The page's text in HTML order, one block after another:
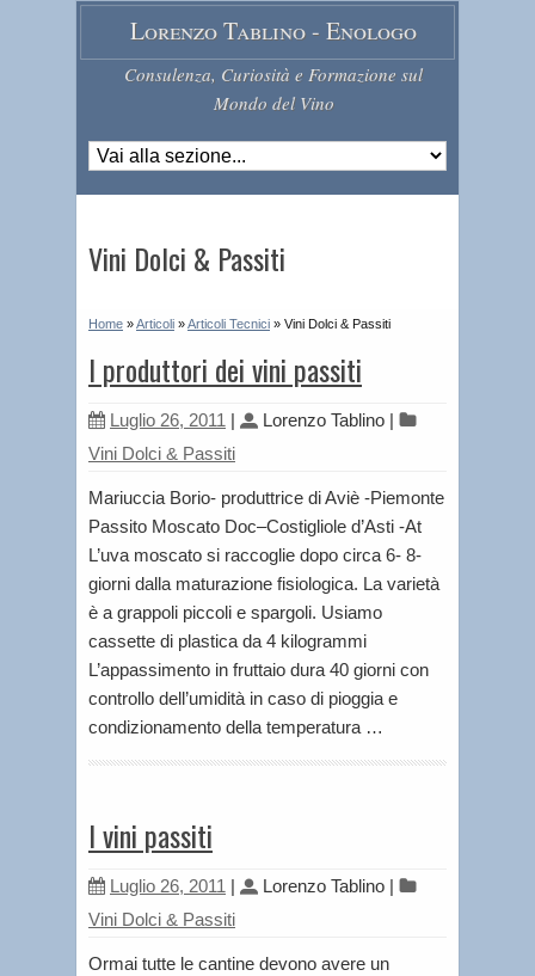
Lorenzo Tablino - Enologo
Consulenza, Curiosità e Formazione sul
Mondo del Vino
Vini Dolci & Passiti
Home »Articoli »Articoli Tecnici » Vini Dolci & Passiti
I produttori dei vini passiti
Luglio 26, 2011 | Lorenzo Tablino |
Vini Dolci & Passiti
Mariuccia Borio- produttrice di Aviè -Piemonte
Passito Moscato Doc–Costigliole d’Asti -At
L’uva moscato si raccoglie dopo circa 6- 8-
giorni dalla maturazione fisiologica. La varietà
è a grappoli piccoli e spargoli. Usiamo
cassette di plastica da 4 kilogrammi
L’appassimento in fruttaio dura 40 giorni con
controllo dell’umidità in caso di pioggia e
condizionamento della temperatura …
I vini passiti
Luglio 26, 2011 | Lorenzo Tablino |
Vini Dolci & Passiti
Ormai tutte le cantine devono avere un